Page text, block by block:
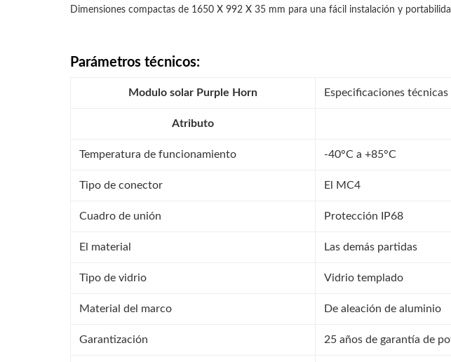
Dimensiones compactas de 1650 X 992 X 35 mm para una fácil instalación y
Parámetros técnicos:
Modulo solar Purple Horn Especificaciones técnicas
Atributo
Temperatura de funcionamiento -40°C a +85°C
Tipo de conector El MC4
Cuadro de unión Protección IP68
El material Las demás partidas
Tipo de vidrio Vidrio templado
Material del marco De aleación de aluminio
Garantización 25 años de garantía de